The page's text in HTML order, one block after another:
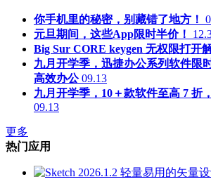
你手机里的秘密，别藏错了地方！
元旦期间，这些App限时半价！
Big Sur CORE keygen 无权限打开
九月开学季，迅捷办公系列软件限
高效办公 09.13
九月开学季，10＋款软件至高 7 折
09.13
更多
热门应用